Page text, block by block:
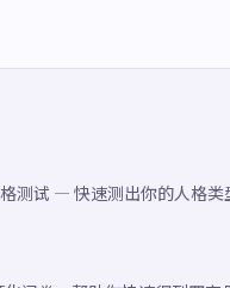
测试 — 快速测出你的人格类